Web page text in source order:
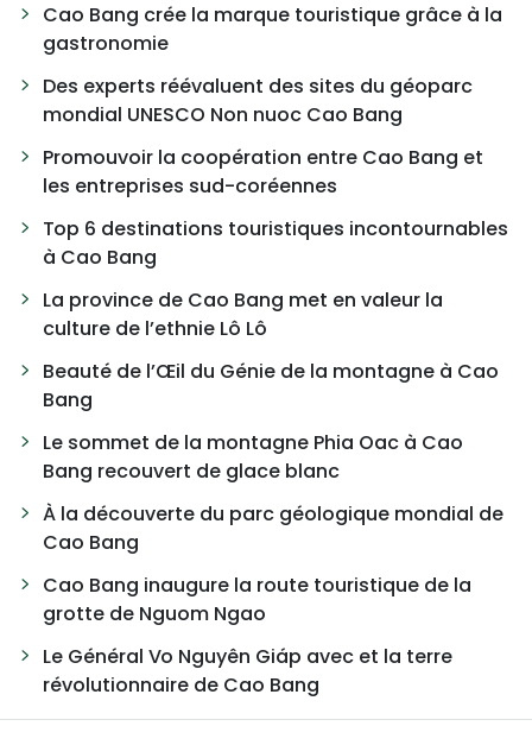
Cao Bang crée la marque touristique grâce à la
gastronomie
Des experts réévaluent des sites du géoparc
mondial UNESCO Non nuoc Cao Bang
Promouvoir la coopération entre Cao Bang et
les entreprises sud-coréennes
Top 6 destinations touristiques incontournables
à Cao Bang
La province de Cao Bang met en valeur la
culture de l’ethnie Lô Lô
Beauté de l’Œil du Génie de la montagne à Cao
Bang
Le sommet de la montagne Phia Oac à Cao
Bang recouvert de glace blanc
À la découverte du parc géologique mondial de
Cao Bang
Cao Bang inaugure la route touristique de la
grotte de Nguom Ngao
Le Général Vo Nguyên Giáp avec et la terre
révolutionnaire de Cao Bang